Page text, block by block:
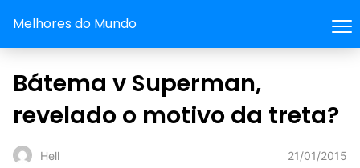
Melhores do Mundo
Bátema v Superman,
revelado o motivo da treta?
Hell 21/01/2015